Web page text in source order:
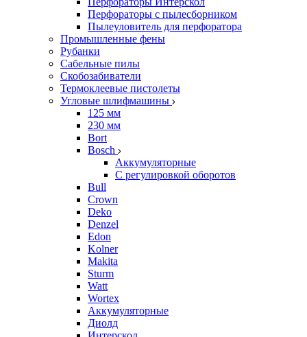
Перфораторы с пылесборником
Пылеуловитель для перфоратора
Промышленные фены
Рубанки
Сабельные пилы
Скобозабиватели
Термоклеевые пистолеты
Угловые шлифмашины
125 мм
230 мм
Bort
Bosch
Аккумуляторные
С регулировкой оборотов
Bull
Crown
Deko
Denzel
Edon
Kolner
Makita
Sturm
Watt
Wortex
Аккумуляторные
Диолд